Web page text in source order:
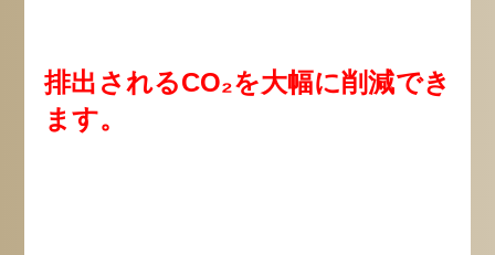
排出されるCO₂を大幅に削減でき
ます。